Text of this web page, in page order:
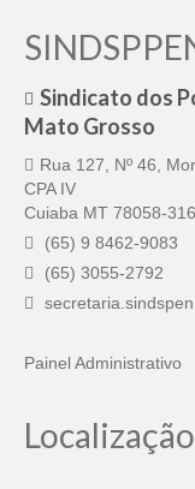
Sindicato dos
Mato Grosso
Rua 127, Nº 46,
CPA IV
Cuiaba MT 78058-316
(65) 9 8462-9083
(65) 3055-2792
Painel Administrativo
Localização